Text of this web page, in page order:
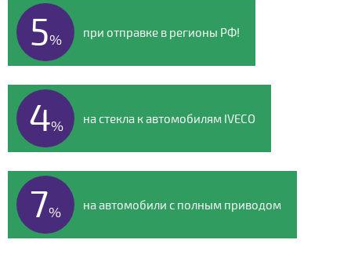
5% при отправке в регионы РФ!
4% на стекла к автомобилям IVECO
7% на автомобили с полным приводом